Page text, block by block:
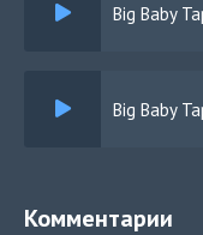
Big Baby
Big Baby
Комментарии